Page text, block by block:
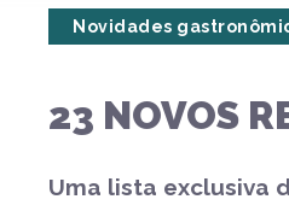
Novidades
23 NOVOS
Uma lista exclusiva